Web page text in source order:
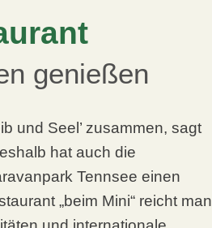
genießen
und Seel’ zusammen, sagt
hat auch die
Tennsee einen
„beim Mini“ reicht man